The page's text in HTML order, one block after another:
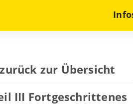
zurück zur Übersicht
III Fortgeschrittenes